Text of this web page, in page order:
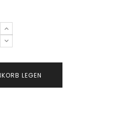
LEGEN